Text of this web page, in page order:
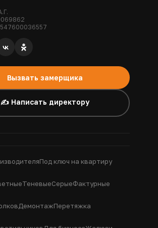
Вызвать замерщика
✍️ Написать директору
Под ключ на квартиру
ТеневыеСерыеФактурные
ДемонтажПеретяжка